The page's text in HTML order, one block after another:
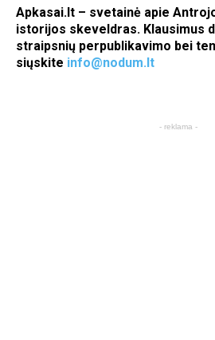
Apkasai.lt – svetainė apie
istorijos skeveldras. Klausimus
straipsnių perpublikavimo bei
siųskite info@nodum.lt
- reklama -